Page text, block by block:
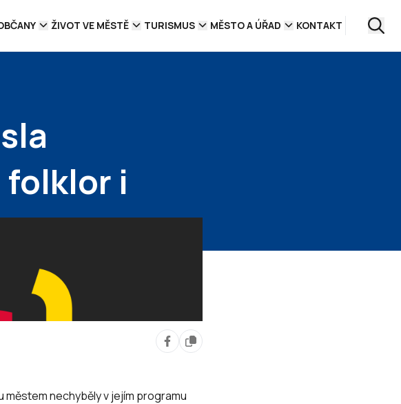
ŽIVOT VE MĚSTĚ TURISMUS MĚSTO A ÚŘAD KONTAKT
folklor i
městem nechyběly v jejím programu